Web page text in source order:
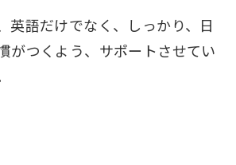
英語だけでなく、しっかり、日
がつくよう、サポートさせてい